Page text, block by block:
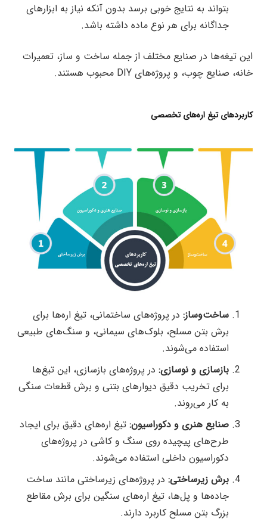
بتواند به نتایج خوبی برسد بدون آنکه نیاز به ابزارهای
جداگانه برای هر نوع ماده داشته باشد.
این تیغه‌ها در صنایع مختلف از جمله ساخت و ساز، تعمیرات
خانه، صنایع چوب، و پروژه‌های DIY محبوب هستند.
کاربردهای تیغ اره‌های تخصصی
ساخت‌وساز: در پروژه‌های ساختمانی، تیغ اره‌ها برای
برش بتن مسلح، بلوک‌های سیمانی، و سنگ‌های طبیعی
استفاده می‌شوند.
بازسازی و نوسازی: در پروژه‌های بازسازی، این تیغ‌ها
برای تخریب دقیق دیوارهای بتنی و برش قطعات سنگی
به کار می‌روند.
صنایع هنری و دکوراسیون: تیغ اره‌های دقیق برای ایجاد
طرح‌های پیچیده روی سنگ و کاشی در پروژه‌های
دکوراسیون داخلی استفاده می‌شوند.
برش زیرساختی: در پروژه‌های زیرساختی مانند ساخت
جاده‌ها و پل‌ها، تیغ اره‌های سنگین برای برش مقاطع
بزرگ بتن مسلح کاربرد دارند.